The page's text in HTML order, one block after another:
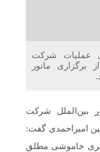
عملیات شرکت
برگزاری مانور
بین‌الملل شرکت
امیراحمدی گفت:
خاموشی مطلق